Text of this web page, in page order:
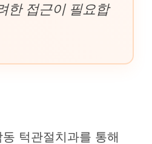
한 접근이 필요합
턱관절치과를 통해